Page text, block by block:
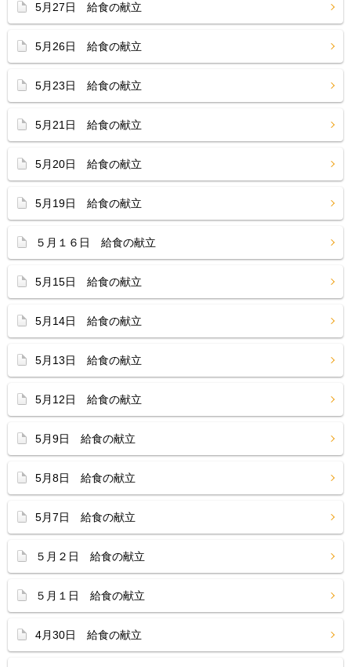
5月27日 給食の献立
5月26日 給食の献立
5月23日 給食の献立
5月21日 給食の献立
5月20日 給食の献立
5月19日 給食の献立
５月１６日 給食の献立
5月15日 給食の献立
5月14日 給食の献立
5月13日 給食の献立
5月12日 給食の献立
5月9日 給食の献立
5月8日 給食の献立
5月7日 給食の献立
５月２日 給食の献立
５月１日 給食の献立
4月30日 給食の献立